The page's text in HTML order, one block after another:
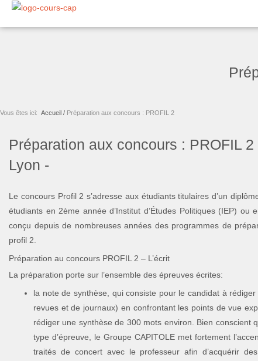
Aller
Vous êtes ici: Accueil / Préparation aux concours : PROFIL 2
Préparation aux concours : PROFIL
Lyon -
Le concours Profil 2 s’adresse aux étudiants titulaires d’un
étudiants en 2ème année d’Institut d’Études Politiques (IEP)
conçu depuis de nombreuses années des programmes de
profil 2.
Préparation au concours PROFIL 2 – L’écrit
La préparation porte sur l’ensemble des épreuves écrites:
la note de synthèse, qui consiste pour le candidat à
revues et de journaux) en confrontant les points de vue
rédiger une synthèse de 300 mots environ. Bien conscient
type d’épreuve, le Groupe CAPITOLE met fortement
traités de concert avec le professeur afin d’acquérir